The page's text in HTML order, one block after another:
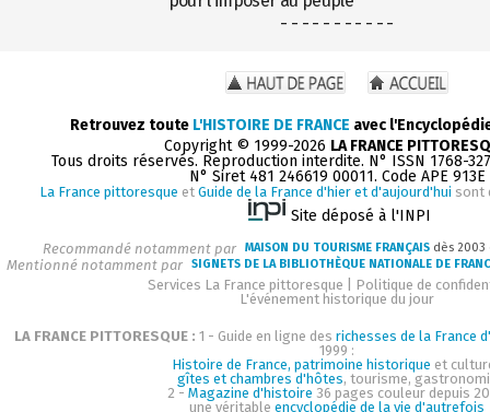
- - - - - - - - - - -
Retrouvez toute L'HISTOIRE DE FRANCE avec
Copyright © 1999-2026 LA FRANCE
Tous droits réservés. Reproduction interdite. N° ISSN 1768-
N° Siret 481 246619 00011. Code APE 913E
La France pittoresque et Guide de la France d'hier et d'aujourd'hui sont
Site déposé à l'INPI
Recommandé notamment par MAISON DU TOURISME FRANÇAIS dès
Mentionné notamment par SIGNETS DE LA BIBLIOTHÈQUE NATIONALE DE
Services La France pittoresque
Politique de
L'événement historique du jour
LA FRANCE PITTORESQUE : 1 - Guide en ligne des richesses de la France
1999 :
Histoire de France, patrimoine historique et
gîtes et chambres d'hôtes, tourisme,
2 - Magazine d'histoire 36 pages couleur depuis
une véritable encyclopédie de la vie d'autrefois